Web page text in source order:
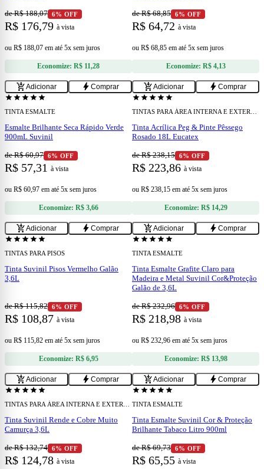
de R$ 188,07 6% OFF
R$ 176,79 à vista
ou R$ 188,07 em até 5x sem juros
Economize: R$ 11,28
add_shopping_cartAdicionar bolt Comprar
de R$ 68,85 6% OFF
R$ 64,72 à vista
ou R$ 68,85 em até 5x sem juros
Economize: R$ 4,13
add_shopping_cartAdicionar bolt Comprar
confirmation_numberCupom 15% OFF
starstarstarstarstar
TINTA ESMALTE
Esmalte Brilhante Seca Rápido Verde
900mL Suvinil
de R$ 60,97 6% OFF
R$ 57,31 à vista
ou R$ 60,97 em até 5x sem juros
Economize: R$ 3,66
add_shopping_cartAdicionar bolt Comprar
confirmation_numberCupom 15% OFF
starstarstarstarstar
Tinta Acrílica Peg & Pinte Pêssego
Rosado 18L Eucatex
de R$ 238,15 6% OFF
R$ 223,86 à vista
ou R$ 238,15 em até 5x sem juros
Economize: R$ 14,29
add_shopping_cartAdicionar bolt Comprar
confirmation_numberCupom 15% OFF
starstarstarstarstar
TINTAS PARA PISOS
Tinta Suvinil Pisos Vermelho Galão
3,6L
de R$ 115,82 6% OFF
R$ 108,87 à vista
ou R$ 115,82 em até 5x sem juros
Economize: R$ 6,95
add_shopping_cartAdicionar bolt Comprar
confirmation_numberCupom 15% OFF
starstarstarstarstar
TINTA ESMALTE
Tinta Esmalte Grafite Claro para
Madeira e Metal Suvinil Cor&Proteção
Galão de 3,6L
de R$ 232,96 6% OFF
R$ 218,98 à vista
ou R$ 232,96 em até 5x sem juros
Economize: R$ 13,98
add_shopping_cartAdicionar bolt Comprar
confirmation_numberCupom 15% OFF
starstarstarstarstar
Tinta Suvinil Rende e Cobre Muito
Camurça 3,6L
de R$ 132,74 6% OFF
R$ 124,78 à vista
confirmation_numberCupom 15% OFF
starstarstarstarstar
TINTA ESMALTE
Tinta Esmalte Suvinil Cor & Proteção
Brilhante Tabaco Litro 900ml
de R$ 69,73 6% OFF
R$ 65,55 à vista